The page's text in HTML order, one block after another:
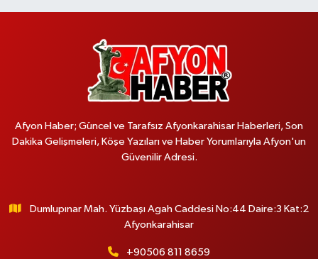
Afyon Haber; Güncel ve Tarafsız Afyonkarahisar Haberleri, Son
Dakika Gelişmeleri, Köşe Yazıları ve Haber Yorumlarıyla Afyon'un
Güvenilir Adresi.
Dumlupınar Mah. Yüzbaşı Agah Caddesi No:44 Daire:3 Kat:2
Afyonkarahisar
+90506 811 8659